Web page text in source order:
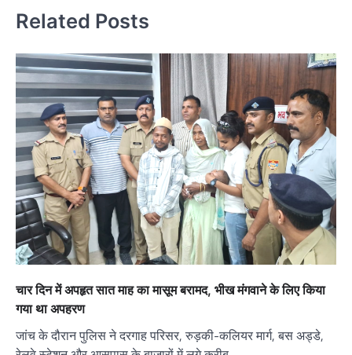
Related Posts
चार दिन में अपहृत सात माह का मासूम बरामद, भीख मंगवाने के लिए किया
गया था अपहरण
जांच के दौरान पुलिस ने दरगाह परिसर, रुड़की-कलियर मार्ग, बस अड्डे,